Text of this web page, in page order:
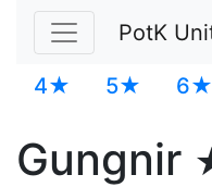
PotK
4★ 5★ 6★
Gungnir